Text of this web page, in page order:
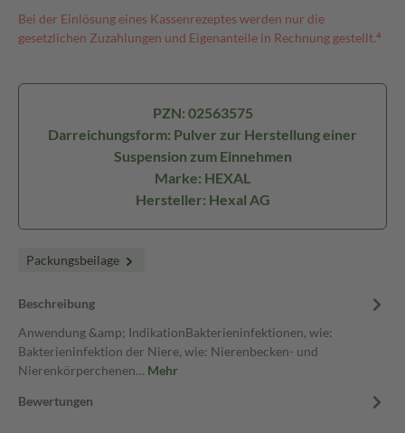
Bei der Einlösung eines Kassenrezeptes werden nur die
gesetzlichen Zuzahlungen und Eigenanteile in Rechnung gestellt.⁴
PZN: 02563575
Darreichungsform: Pulver zur Herstellung einer
Suspension zum Einnehmen
Marke: HEXAL
Hersteller: Hexal AG
Packungsbeilage
Beschreibung
Anwendung &amp; IndikationBakterieninfektionen, wie:
Bakterieninfektion der Niere, wie: Nierenbecken- und
Nierenkörperchenen… Mehr
Bewertungen